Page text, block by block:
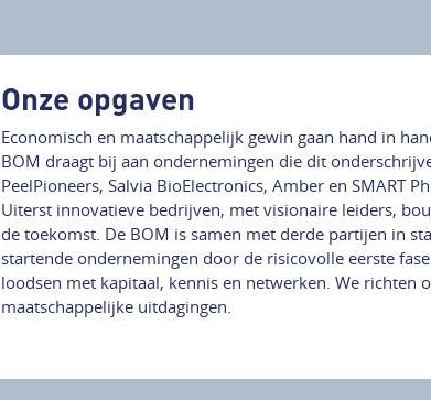
Onze opgaven
Economisch en maatschappelijk gewin gaan hand in
BOM draagt bij aan ondernemingen die dit
PeelPioneers, Salvia BioElectronics, Amber en SMART
Uiterst innovatieve bedrijven, met visionaire leiders,
de toekomst. De BOM is samen met derde partijen in
startende ondernemingen door de risicovolle eerste
loodsen met kapitaal, kennis en netwerken. We richten
maatschappelijke uitdagingen.